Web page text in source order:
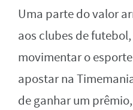
Uma parte do valor
aos clubes de
movimentar o
apostar na
de ganhar um